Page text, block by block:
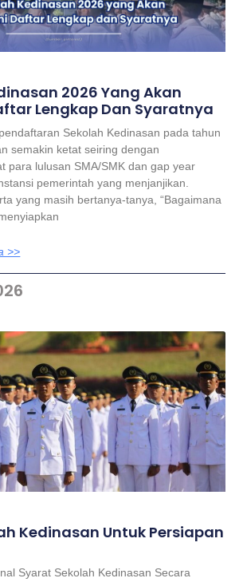
2026 Yang Akan
Lengkap Dan Syaratnya
Sekolah Kedinasan pada tahun
semakin ketat seiring dengan
para lulusan SMA/SMK dan gap year
pemerintah yang menjanjikan.
yang masih bertanya-tanya, “Bagaimana
>>
Kedinasan Untuk Persiapan
Syarat Sekolah Kedinasan Secara